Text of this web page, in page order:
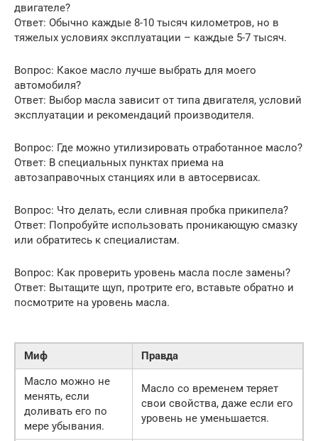
двигателе?
Ответ: Обычно каждые 8-10 тысяч километров, но в
тяжелых условиях эксплуатации – каждые 5-7 тысяч.
Вопрос: Какое масло лучше выбрать для моего
автомобиля?
Ответ: Выбор масла зависит от типа двигателя, условий
эксплуатации и рекомендаций производителя.
Вопрос: Где можно утилизировать отработанное масло?
Ответ: В специальных пунктах приема на
автозаправочных станциях или в автосервисах.
Вопрос: Что делать, если сливная пробка прикипела?
Ответ: Попробуйте использовать проникающую смазку
или обратитесь к специалистам.
Вопрос: Как проверить уровень масла после замены?
Ответ: Вытащите щуп, протрите его, вставьте обратно и
посмотрите на уровень масла.
Миф
Правда
Масло можно не
менять, если
доливать его по
мере убывания.
Масло со временем теряет
свои свойства, даже если его
уровень не уменьшается.